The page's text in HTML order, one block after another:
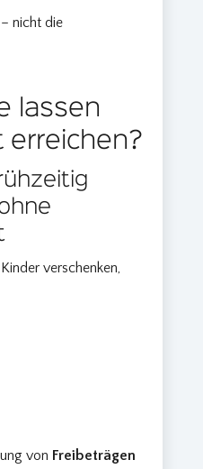
nicht die
lassen
erreichen?
verschenken,
von Freibeträgen